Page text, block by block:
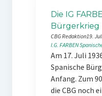
Die IG
Bürgerkrieg
CBG Redaktion19.
I.G. FARBEN
Am 17. Juli
Spanische
Anfang. Zum
die CBG noch